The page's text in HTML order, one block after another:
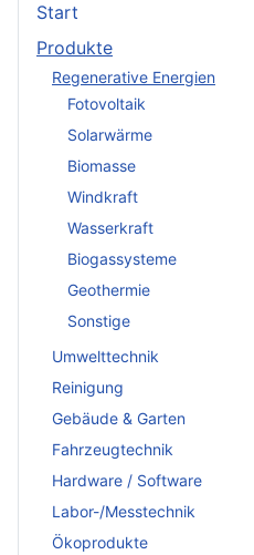
Start
Produkte
Regenerative Energien
Fotovoltaik
Solarwärme
Biomasse
Windkraft
Wasserkraft
Biogassysteme
Geothermie
Sonstige
Umwelttechnik
Reinigung
Gebäude & Garten
Fahrzeugtechnik
Hardware / Software
Labor-/Messtechnik
Ökoprodukte